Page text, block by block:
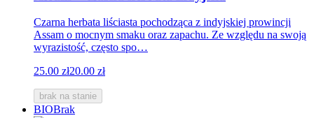
Czarna herbata liściasta pochodząca z indyjskiej prowincji
Assam o mocnym smaku oraz zapachu. Ze względu na swoją
wyrazistość, często spo…
25.00 zł20.00 zł
brak na stanie
BIOBrak